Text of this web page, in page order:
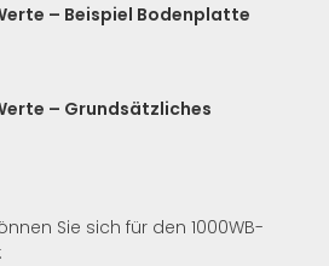
– Beispiel Bodenplatte
– Grundsätzliches
Sie sich für den 1000WB-